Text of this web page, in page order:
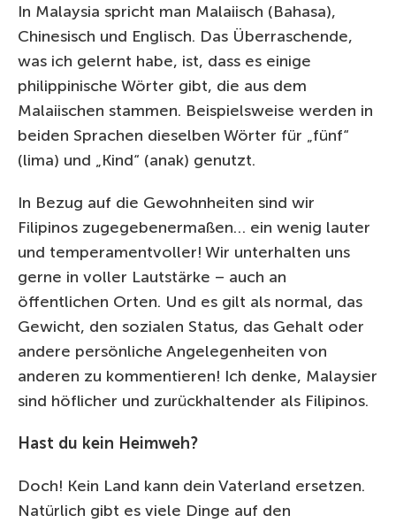
In Malaysia spricht man Malaiisch (Bahasa),
Chinesisch und Englisch. Das Überraschende,
was ich gelernt habe, ist, dass es einige
philippinische Wörter gibt, die aus dem
Malaiischen stammen. Beispielsweise werden in
beiden Sprachen dieselben Wörter für „fünf“
(lima) und „Kind“ (anak) genutzt.
In Bezug auf die Gewohnheiten sind wir
Filipinos zugegebenermaßen… ein wenig lauter
und temperamentvoller! Wir unterhalten uns
gerne in voller Lautstärke – auch an
öffentlichen Orten. Und es gilt als normal, das
Gewicht, den sozialen Status, das Gehalt oder
andere persönliche Angelegenheiten von
anderen zu kommentieren! Ich denke, Malaysier
sind höflicher und zurückhaltender als Filipinos.
Hast du kein Heimweh?
Doch! Kein Land kann dein Vaterland ersetzen.
Natürlich gibt es viele Dinge auf den